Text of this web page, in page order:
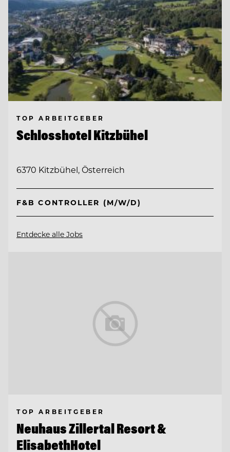
TOP ARBEITGEBER
Schlosshotel Kitzbühel
6370 Kitzbühel, Österreich
F&B CONTROLLER (M/W/D)
Entdecke alle Jobs
TOP ARBEITGEBER
Neuhaus Zillertal Resort &
ElisabethHotel